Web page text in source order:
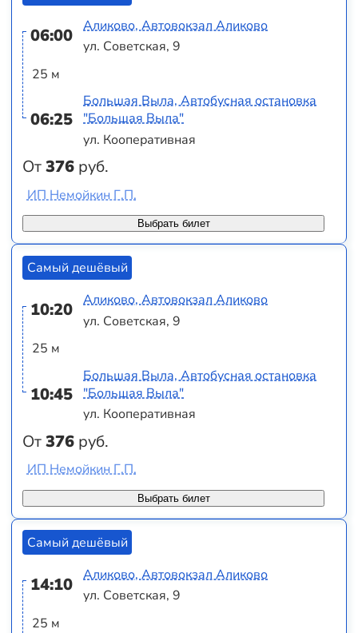
06:00
25 м
06:25
От376 руб.
Аликово, Автовокзал Аликово
ул. Советская, 9
Большая Выла, Автобусная остановка
"Большая Выла"
ул. Кооперативная
Выбрать билет
ИП Немойкин Г.П.
Самый дешёвый
10:20
25 м
10:45
От376 руб.
Аликово, Автовокзал Аликово
ул. Советская, 9
Большая Выла, Автобусная остановка
"Большая Выла"
ул. Кооперативная
Выбрать билет
ИП Немойкин Г.П.
Самый дешёвый
14:10
25 м
Аликово, Автовокзал Аликово
ул. Советская, 9